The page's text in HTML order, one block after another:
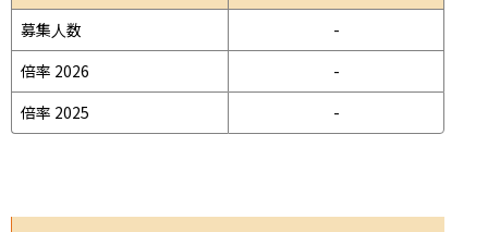
募集人数
-
倍率 2026
-
倍率 2025
-